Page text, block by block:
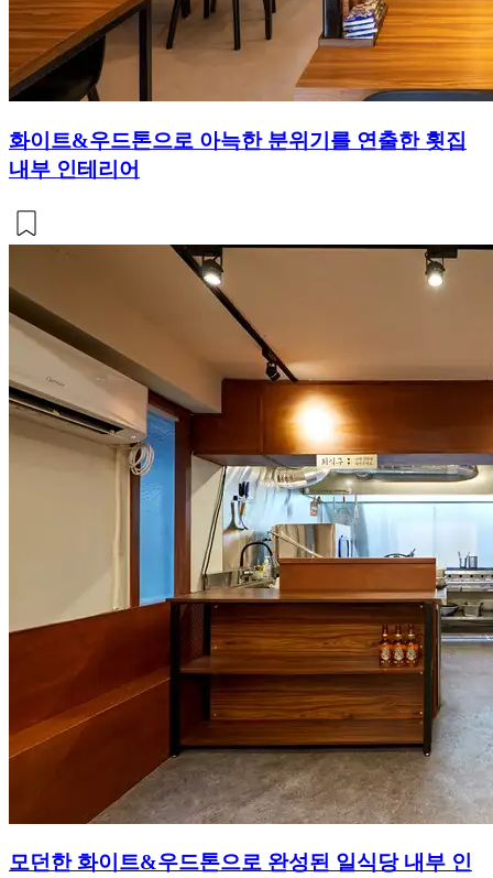
화이트&우드톤으로 아늑한 분위기를 연출한 횟집
내부 인테리어
모던한 화이트&우드톤으로 완성된 일식당 내부 인